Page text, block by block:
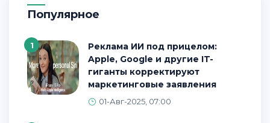
Популярное
1
Реклама ИИ под прицелом:
Apple, Google и другие IT-
гиганты корректируют
маркетинговые заявления
01-Авг-2025, 07:00